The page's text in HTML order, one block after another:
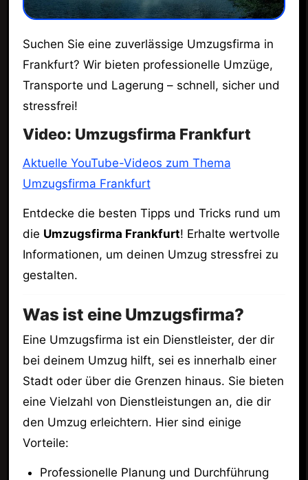
Suchen Sie eine zuverlässige Umzugsfirma in
Frankfurt? Wir bieten professionelle Umzüge,
Transporte und Lagerung – schnell, sicher und
stressfrei!
Video: Umzugsfirma Frankfurt
Aktuelle YouTube-Videos zum Thema
Umzugsfirma Frankfurt
Entdecke die besten Tipps und Tricks rund um
die Umzugsfirma Frankfurt! Erhalte wertvolle
Informationen, um deinen Umzug stressfrei zu
gestalten.
Was ist eine Umzugsfirma?
Eine Umzugsfirma ist ein Dienstleister, der dir
bei deinem Umzug hilft, sei es innerhalb einer
Stadt oder über die Grenzen hinaus. Sie bieten
eine Vielzahl von Dienstleistungen an, die dir
den Umzug erleichtern. Hier sind einige
Vorteile:
Professionelle Planung und Durchführung